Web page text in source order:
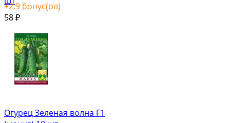
+2.9 бонус(ов)
58 ₽
Огурец Зеленая волна F1